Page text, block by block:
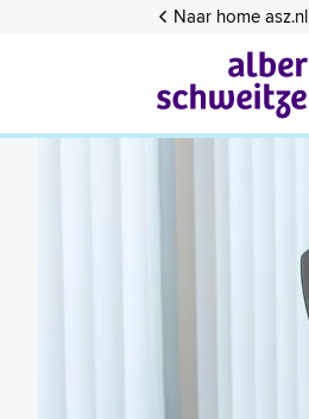
Naar home asz.nl